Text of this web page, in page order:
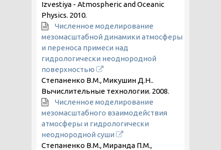
Izvestiya - Atmospheric and Oceanic
Physics. 2010.
Численное моделирование
мезомасштабной динамики атмосферы
и переноса примеси над
гидрологически неоднородной
поверхностью
Степаненко В.М., Микушин Д.Н..
Вычислительные технологии. 2008.
Численное моделирование
мезомасштабного взаимодействия
атмосферы и гидрологически
неоднородной суши
Степаненко В.М., Миранда П.М.,